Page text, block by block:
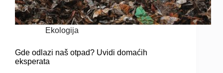
Ekologija
Gde odlazi naš otpad? Uvidi domaćih
eksperata